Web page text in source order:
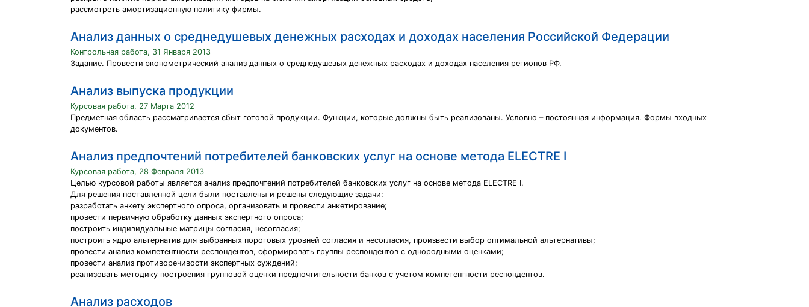
рассмотреть амортизационную политику фирмы.
Анализ данных о среднедушевых денежных расходах и доходах населения Российской Федерации
Контрольная работа, 31 Января 2013
Задание. Провести эконометрический анализ данных о среднедушевых денежных расходах и доходах населения регионов РФ.
Анализ выпуска продукции
Курсовая работа, 27 Марта 2012
Предметная область рассматривается сбыт готовой продукции. Функции, которые должны быть реализованы. Условно – постоянная информация. Формы входных
документов.
Анализ предпочтений потребителей банковских услуг на основе метода ELECTRE I
Курсовая работа, 28 Февраля 2013
Целью курсовой работы является анализ предпочтений потребителей банковских услуг на основе метода ELECTRE I.
Для решения поставленной цели были поставлены и решены следующие задачи:
разработать анкету экспертного опроса, организовать и провести анкетирование;
провести первичную обработку данных экспертного опроса;
построить индивидуальные матрицы согласия, несогласия;
построить ядро альтернатив для выбранных пороговых уровней согласия и несогласия, произвести выбор оптимальной альтернативы;
провести анализ компетентности респондентов, сформировать группы респондентов с однородными оценками;
провести анализ противоречивости экспертных суждений;
реализовать методику построения групповой оценки предпочтительности банков с учетом компетентности респондентов.
Анализ расходов